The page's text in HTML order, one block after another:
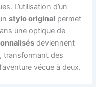
L’utilisation d’un
stylo original permet
une optique de
deviennent
transformant des
vécue à deux.